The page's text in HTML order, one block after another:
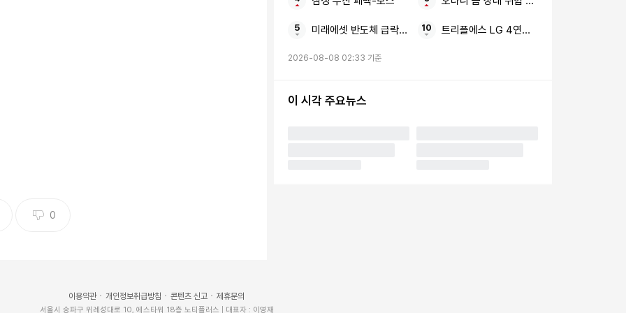
. 사진=이효리 SNS
0
미래에셋 반도체 급락 변동성 피할 ‘두 가지 축’트리플에스 LG 4연승 정하연
2026-08-08 02:33 기준
이 시각 주요뉴스
이용약관 개인정보취급방침 콘텐츠 신고 제휴문의
서울시 송파구 위례성대로 10, 에스타워 18층 노티플러스 | 대표자 : 이영재